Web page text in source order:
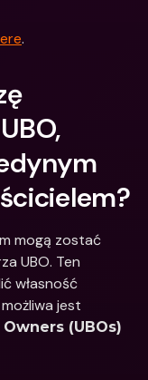
.
mogą zostać
UBO. Ten
własność
jest
(UBOs)